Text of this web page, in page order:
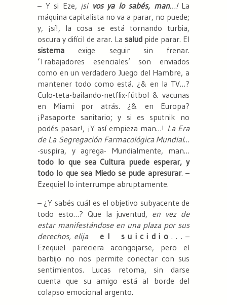
– Y si Eze, ¡si vos ya lo sabés, man…!La
máquina capitalista no va a parar, no puede;
y, ¡sí!, la cosa se está tornando turbia,
oscura y difícil de arar. La salud pide parar. El
sistema exige seguir sin frenar.
‘Trabajadores esenciales’ son enviados
como en un verdadero Juego del Hambre, a
mantener todo como está. ¿& en la TV…?
Culo-teta-bailando-netflix-fútbol & vacunas
en Miami por atrás. ¿& en Europa?
¡Pasaporte sanitario; y si es sputnik no
podés pasar!, ¡Y así empieza man…! La Era
de La Segregación Farmacológica Mundial…
-suspira, y agrega- Mundialmente, man…
todo lo que sea Cultura puede esperar, y
todo lo que sea Miedo se pude apresurar. –
Ezequiel lo interrumpe abruptamente.
– ¿Y sabés cuál es el objetivo subyacente de
todo esto…? Que la juventud, en vez de
estar manifestándose en una plaza por sus
derechos, elijae l s u i c i d i o . . . –
Ezequiel pareciera acongojarse, pero el
barbijo no nos permite conectar con sus
sentimientos. Lucas retoma, sin darse
cuenta que su amigo está al borde del
colapso emocional argento.